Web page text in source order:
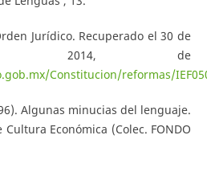
Jurídico. Recuperado el 30 de
2014, de
Constitucion/reformas/
Algunas minucias del lenguaje.
Económica (Colec. FONDO